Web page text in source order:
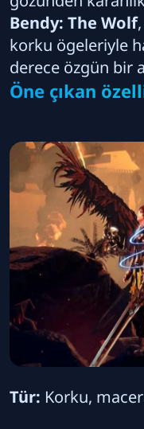
Bendy: The Wolf
korku ögeleriyle
derece özgün bir
Öne çıkan
Tür: Korku,